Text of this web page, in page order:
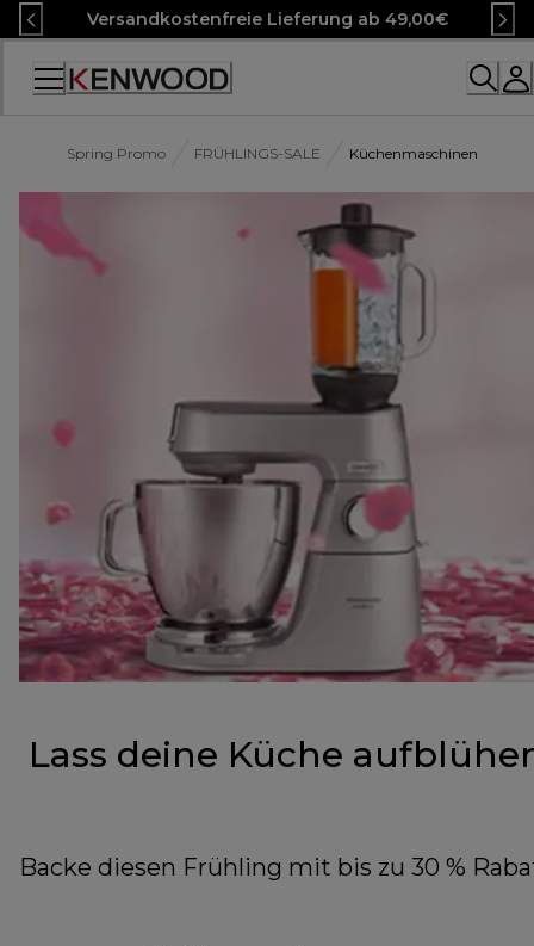
Skip
to
Content
Versandkostenfreie Lieferung ab 49,00€
Accessibility
Spring Promo FRÜHLINGS-SALE Küchenmaschinen
Lass deine Küche
Backe diesen Frühling mit bis zu 30 %